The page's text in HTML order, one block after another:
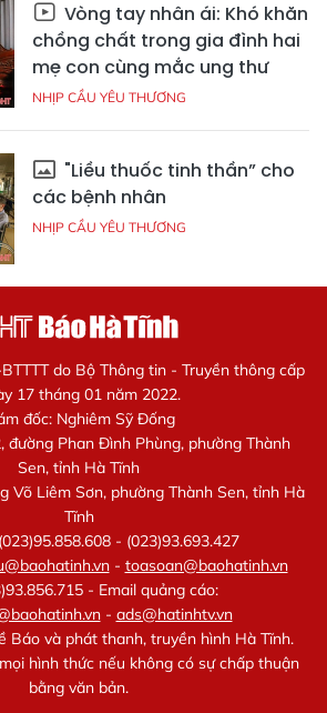
Vòng tay nhân ái: Khó khăn
chồng chất trong gia đình hai
mẹ con cùng mắc ung thư
NHỊP CẦU YÊU THƯƠNG
"Liều thuốc tinh thần” cho
các bệnh nhân
NHỊP CẦU YÊU THƯƠNG
do Bộ Thông tin - Truyền thông cấp
17 tháng 01 năm 2022.
đốc: Nghiêm Sỹ Đống
đường Phan Đình Phùng, phường Thành
Sen, tỉnh Hà Tĩnh
Võ Liêm Sơn, phường Thành Sen, tỉnh Hà
Tĩnh
- (023)93.693.427
- toasoan@baohatinh.vn
- Email quảng cáo:
- ads@hatinhtv.vn
Báo và phát thanh, truyền hình Hà Tĩnh.
hình thức nếu không có sự chấp thuận
bằng văn bản.